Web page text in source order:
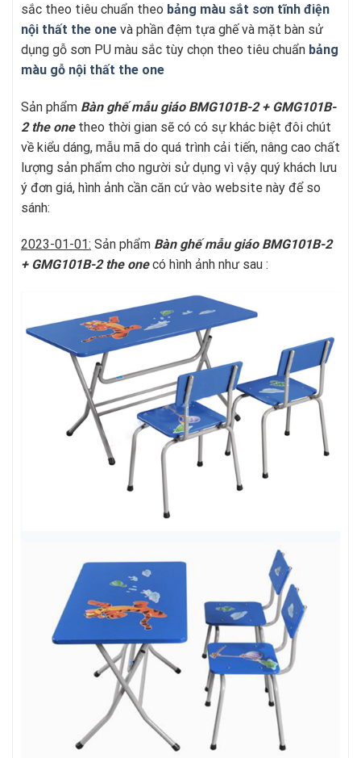
sắc theo tiêu chuẩn theo bảng màu sắt sơn tĩnh điện
nội thất the one và phần đệm tựa ghế và mặt bàn sử
dụng gỗ sơn PU màu sắc tùy chọn theo tiêu chuẩn bảng
màu gỗ nội thất the one
Sản phẩm Bàn ghế mẫu giáo BMG101B-2 + GMG101B-
2the onetheo thời gian sẽ có có sự khác biệt đôi chút
về kiểu dáng, mẫu mã do quá trình cải tiến, nâng cao chất
lượng sản phẩm cho người sử dụng vì vậy quý khách lưu
ý đơn giá, hình ảnh cần căn cứ vào website này để so
sánh:
2023-01-01: Sản phẩm Bàn ghế mẫu giáo BMG101B-2
+ GMG101B-2the onecó hình ảnh như sau :